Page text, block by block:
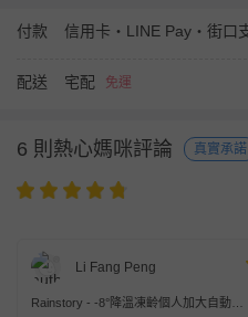
付款
配送 宅配 免運
6 則熱心媽咪評論 真實承諾
Li Fang Peng
Rainstory - -8°降溫凍齡個人加大自動